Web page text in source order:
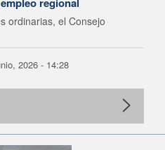
ordinarias, el Consejo
2026 - 14:28